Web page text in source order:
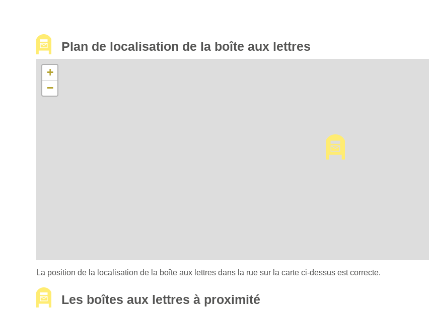
Plan de localisation de la boîte aux lettres
+
−
La position de la localisation de la boîte aux lettres dans la rue sur la carte ci-dessus est correcte.
Les boîtes aux lettres à proximité